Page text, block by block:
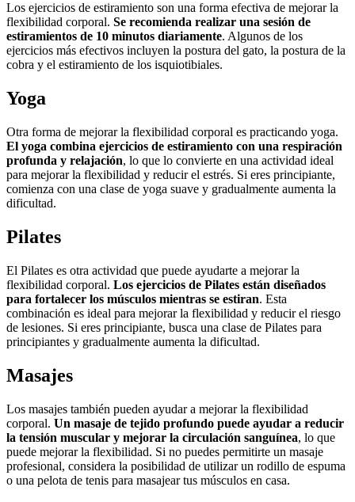
Los ejercicios de estiramiento son una forma efectiva de mejorar la
flexibilidad corporal. Se recomienda realizar una sesión de
estiramientos de 10 minutos diariamente. Algunos de los
ejercicios más efectivos incluyen la postura del gato, la postura de la
cobra y el estiramiento de los isquiotibiales.
Yoga
Otra forma de mejorar la flexibilidad corporal es practicando yoga.
El yoga combina ejercicios de estiramiento con una respiración
profunda y relajación, lo que lo convierte en una actividad ideal
para mejorar la flexibilidad y reducir el estrés. Si eres principiante,
comienza con una clase de yoga suave y gradualmente aumenta la
dificultad.
Pilates
El Pilates es otra actividad que puede ayudarte a mejorar la
flexibilidad corporal. Los ejercicios de Pilates están diseñados
para fortalecer los músculos mientras se estiran. Esta
combinación es ideal para mejorar la flexibilidad y reducir el riesgo
de lesiones. Si eres principiante, busca una clase de Pilates para
principiantes y gradualmente aumenta la dificultad.
Masajes
Los masajes también pueden ayudar a mejorar la flexibilidad
corporal. Un masaje de tejido profundo puede ayudar a reducir
la tensión muscular y mejorar la circulación sanguínea, lo que
puede mejorar la flexibilidad. Si no puedes permitirte un masaje
profesional, considera la posibilidad de utilizar un rodillo de espuma
o una pelota de tenis para masajear tus músculos en casa.